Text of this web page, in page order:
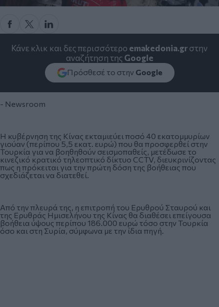
Κάνε κλικ και δες περισσότερο emakedonia.grστην
αναζήτηση της Google
Πρόσθεσέ το στην Google
- Newsroom
Η κυβέρνηση της Κίνας εκταμιεύει ποσό 40 εκατομμυρίων
γιούαν (περίπου 5,5 εκατ. ευρώ) που θα προσφερθεί στην
Τουρκία για να βοηθηθούν σεισμοπαθείς, μετέδωσε το
κινεζικό κρατικό τηλεοπτικό δίκτυο CCTV, διευκρινίζοντας
πως η πρόκειται για την πρώτη δόση της βοήθειας που
σχεδιάζεται να διατεθεί.
Από την πλευρά της, η επιτροπή του Ερυθρού Σταυρού και
της Ερυθράς Ημισελήνου της Κίνας θα διαθέσει επείγουσα
βοήθεια ύψους περίπου 186.000 ευρώ τόσο στην Τουρκία
όσο και στη Συρία, σύμφωνα με την ίδια πηγή.